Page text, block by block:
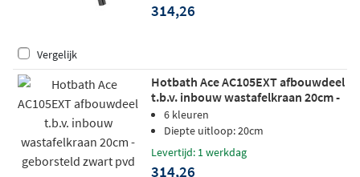
314,26
Vergelijk
Hotbath Ace AC105EXT afbouwdeel
t.b.v. inbouw wastafelkraan 20cm -
geborsteld zwart pvd
6 kleuren
Diepte uitloop: 20cm
Levertijd: 1 werkdag
314,26